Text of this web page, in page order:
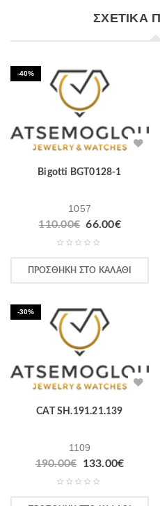
ΣΧΕΤΙΚΆ
-40%
Bigotti BGT0128-1
1057
110.00€ 66.00€
ΠΡΟΣΘΉΚΗ ΣΤΟ ΚΑΛΆΘΙ
-30%
CAT SH.191.21.139
1109
190.00€ 133.00€